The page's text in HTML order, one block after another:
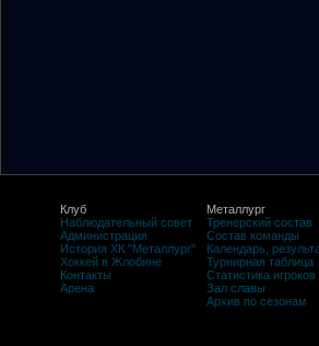
Клуб
Наблюдательный совет
Администрация
История ХК "Металлург"
Хоккей в Жлобине
Контакты
Арена
Металлург
Тренерский состав
Состав команды
Календарь,
Турнирная таблица
Статистика игроков
Зал славы
Архив по сезонам